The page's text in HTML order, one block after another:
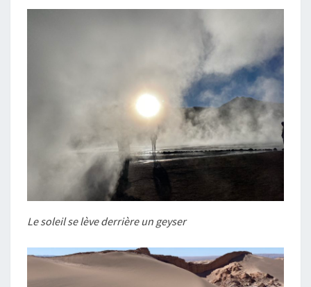
Le soleil se lève derrière un geyser